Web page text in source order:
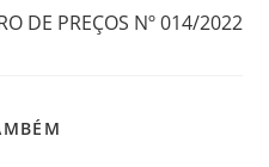
DE PREÇOS Nº 014/2022